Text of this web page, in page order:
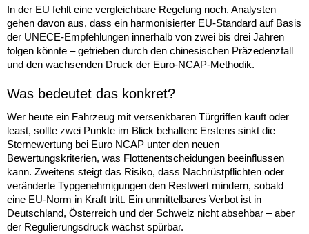
In der EU fehlt eine vergleichbare Regelung noch. Analysten
gehen davon aus, dass ein harmonisierter EU-Standard auf Basis
der UNECE-Empfehlungen innerhalb von zwei bis drei Jahren
folgen könnte – getrieben durch den chinesischen Präzedenzfall
und den wachsenden Druck der Euro-NCAP-Methodik.
Was bedeutet das konkret?
Wer heute ein Fahrzeug mit versenkbaren Türgriffen kauft oder
least, sollte zwei Punkte im Blick behalten: Erstens sinkt die
Sternewertung bei Euro NCAP unter den neuen
Bewertungskriterien, was Flottenentscheidungen beeinflussen
kann. Zweitens steigt das Risiko, dass Nachrüstpflichten oder
veränderte Typgenehmigungen den Restwert mindern, sobald
eine EU-Norm in Kraft tritt. Ein unmittelbares Verbot ist in
Deutschland, Österreich und der Schweiz nicht absehbar – aber
der Regulierungsdruck wächst spürbar.